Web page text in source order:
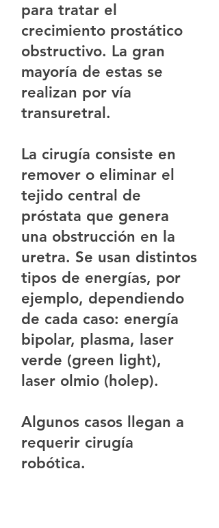
para tratar el
crecimiento prostático
obstructivo. La gran
mayoría de estas se
realizan por vía
transuretral.
La cirugía consiste en
remover o eliminar el
tejido central de
próstata que genera
una obstrucción en la
uretra. Se usan distintos
tipos de energías, por
ejemplo, dependiendo
de cada caso: energía
bipolar, plasma, laser
verde (green light),
laser olmio (holep).
Algunos casos llegan a
requerir cirugía
robótica.